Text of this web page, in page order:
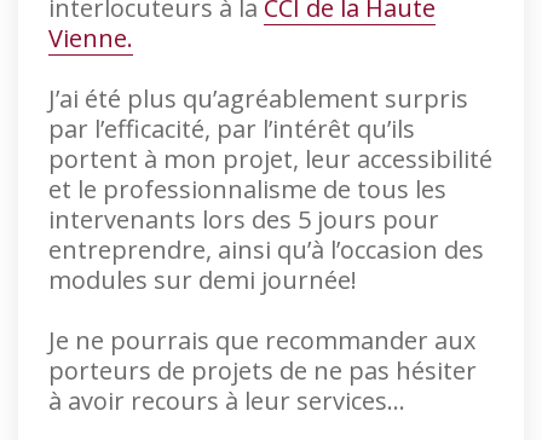
interlocuteurs à la CCI de la Haute
Vienne.
J’ai été plus qu’agréablement surpris
par l’efficacité, par l’intérêt qu’ils
portent à mon projet, leur accessibilité
et le professionnalisme de tous les
intervenants lors des 5 jours pour
entreprendre, ainsi qu’à l’occasion des
modules sur demi journée!
Je ne pourrais que recommander aux
porteurs de projets de ne pas hésiter
à avoir recours à leur services…